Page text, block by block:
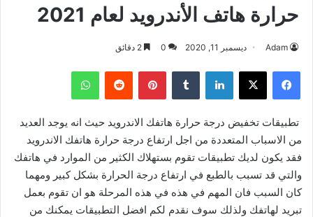
حرارة هاتف الأندرويد لعام 2021
Adam ديسمبر 11, 2020 0
فيسبوك ‫X لينكدإن بينتيريست واتساب
تطبيقات تخفيض درجة حرارة هاتفك الاندرويد حيث انه يوجد العديد
من الاسباب المتعددة من اجل ارتفاع درجة حرارة هاتفك الاندرويد
فقد يكون لديك تطبيقات تقوم بستهلاك الكثير من الموارد في هاتفك
والتي قد تسبب بالطبع في ارتفاع درجة الحرارة بشكل كبير ومهما
كان السبب فان المهم في هذه في هذه المرحلة هو ان تقوم بعمل
تبريد لهاتفك ولذلك سوف نقدم لكم افضل التطبيقات يمكنك من